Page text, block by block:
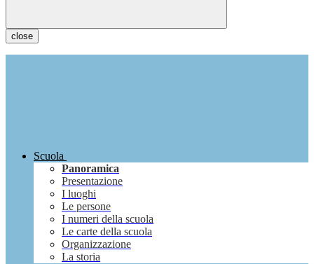
close
Scuola
Panoramica
Presentazione
I luoghi
Le persone
I numeri della scuola
Le carte della scuola
Organizzazione
La storia